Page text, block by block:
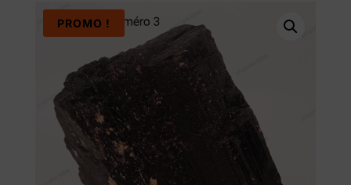
PROMO !